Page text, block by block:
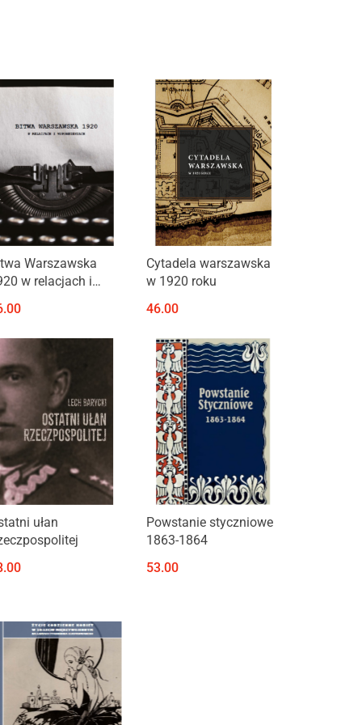
Produkt niedostępny
Warszawska
w relacjach i
Produkt niedostępny
Cytadela warszawska
w 1920 roku
46.00
Produkt niedostępny
ułan
Produkt niedostępny
Powstanie styczniowe
1863-1864
53.00